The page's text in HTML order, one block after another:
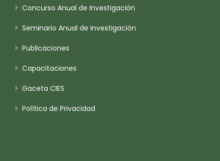
Concurso Anual de Investigación
Seminario Anual de Investigación
Publicaciones
Capacitaciones
Gaceta CIES
Política de Privacidad